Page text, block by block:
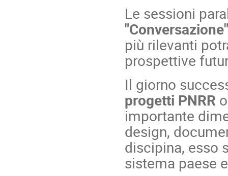
Le sessioni
più rilevanti
prospettive
Il giorno
progetti PNRR
importante
design,
discipina, esso
sistema paese